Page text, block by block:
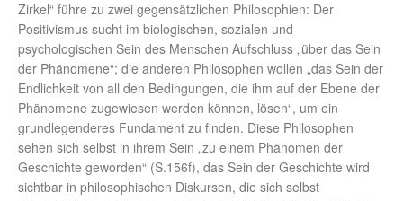
Zirkel“ führe zu zwei gegensätzlichen Philosophien: Der
Positivismus sucht im biologischen, sozialen und
psychologischen Sein des Menschen Aufschluss „über das Sein
der Phänomene“; die anderen Philosophen wollen „das Sein der
Endlichkeit von all den Bedingungen, die ihm auf der Ebene der
Phänomene zugewiesen werden können, lösen“, um ein
grundlegenderes Fundament zu finden. Diese Philosophen
sehen sich selbst in ihrem Sein „zu einem Phänomen der
Geschichte geworden“ (S.156f), das Sein der Geschichte wird
sichtbar in philosophischen Diskursen, die sich selbst